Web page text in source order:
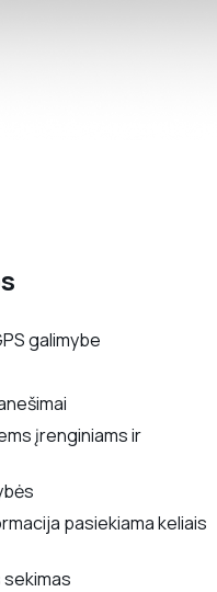
galimybe
įrenginiams ir
pasiekiama keliais